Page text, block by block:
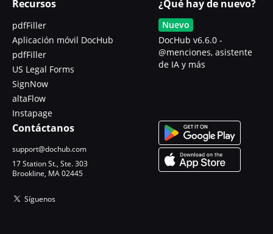
Recursos
pdfFiller
Aplicación móvil DocHub
pdfFiller
US Legal Forms
SignNow
altaFlow
Instapage
¿Qué hay de nuevo?
Nuevo
DocHub v6.6.0 -
@menciones, asistente
de IA y más
Contáctanos
support@dochub.com
17 Station St., Ste. 303
Brookline, MA 02445
Síguenos